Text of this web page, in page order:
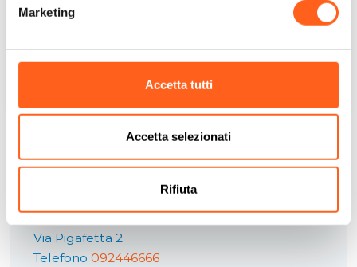
Marketing
Accetta tutti
Accetta selezionati
Rifiuta
Hotel Miramare Garzia
Via Pigafetta 2
Telefono 092446666
Un post condiviso da @3dfiti